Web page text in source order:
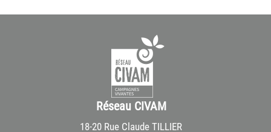
Réseau CIVAM
18-20 Rue Claude TILLIER